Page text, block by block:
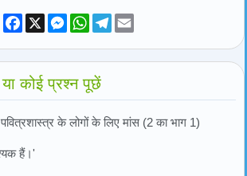
Facebook
X Messenger
WhatsApp
Telegram
कोई प्रश्न पूछें
के लोगों के लिए मांस (2 का भाग 1)
हैं।'